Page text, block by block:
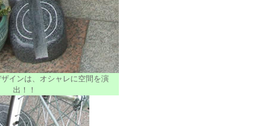
インは、オシャレに空間を演
出！！